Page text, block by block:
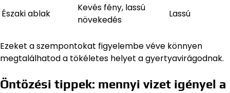
Északi ablak
Kevés fény, lassú
növekedés
Lassú
Ezeket a szempontokat figyelembe véve könnyen
megtalálhatod a tökéletes helyet a gyertyavirágodnak.
Öntözési tippek: mennyi vizet igényel a